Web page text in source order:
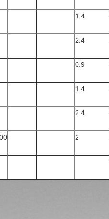
1.4
2.4
0.9
1.4
2.4
2